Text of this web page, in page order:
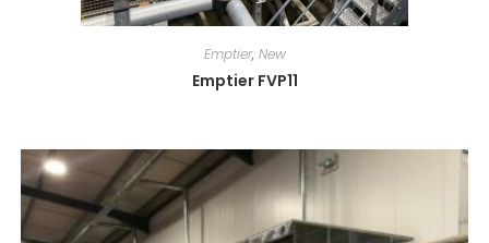
Emptier, New
Emptier FVP11